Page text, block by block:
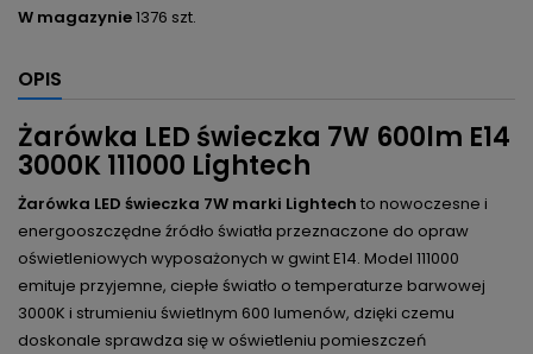
W magazynie1376 szt.
OPIS
Żarówka LED świeczka 7W 600lm E14
3000K 111000 Lightech
Żarówka LED świeczka 7W marki Lightech to nowoczesne i
energooszczędne źródło światła przeznaczone do opraw
oświetleniowych wyposażonych w gwint E14. Model 111000
emituje przyjemne, ciepłe światło o temperaturze barwowej
3000K i strumieniu świetlnym 600 lumenów, dzięki czemu
doskonale sprawdza się w oświetleniu pomieszczeń